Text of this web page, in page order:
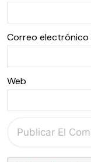
Correo electrónico
Web